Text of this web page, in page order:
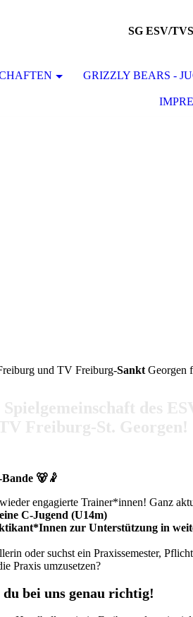
SG ESV/
GRIZZLY BEARS -
und TV Freiburg-SanktGeorgen
🐻🤾
engagierte Trainer*innen! Ganz
C-Jugend (U14m)
zur Unterstützung in
oder suchst ein Praxissemester,
Praxis umzusetzen?
genau richtig!